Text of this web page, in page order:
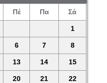
Πέ Πα Σά
1
6 7 8
13 14 15
20 21 22